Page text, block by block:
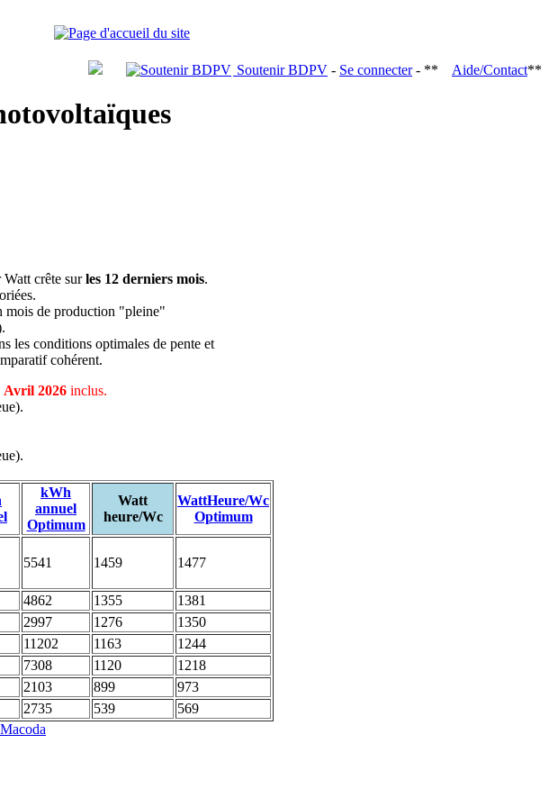
Soutenir BDPV - Se connecter- ** Aide/Contact**
crête surles 12 derniers mois.
mois de production "pleine"
les conditions optimales de pente et
cohérent.
Avril 2026inclus.
kWh
annuel
Optimum
Watt
heure/Wc
WattHeure/Wc
Optimum
5541 1459 1477
4862 1355
1381
2997 1276
1350
11202 1163
1244
7308 1120
1218
2103 899
973
2735 539
569